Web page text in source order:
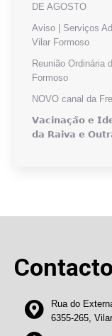
DE AGOSTO
Aviso | Serviços
Vilar Formoso
Reunião Ordinária
Formoso
NOVO canal da
𝗩𝗮𝗰𝗶𝗻𝗮𝗰̧𝗮̃𝗼 𝗲
𝗱𝗮 𝗥𝗮𝗶𝘃𝗮 𝗲
Rua do
6355-265,